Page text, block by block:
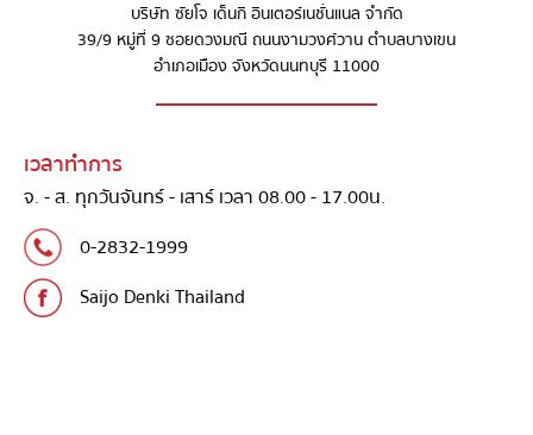
บริษัท ซัยโจ เด็นกิ อินเตอร์เนชั่นแนล จำกัด
39/9 หมู่ที่ 9 ซอยดวงมณี ถนนงามวงศ์วาน ตำบลบางเขน
อำเภอเมือง จังหวัดนนทบุรี 11000
เวลาทำการ
จ. - ส. ทุกวันจันทร์ - เสาร์ เวลา 08.00 - 17.00น.
0-2832-1999
Saijo Denki Thailand